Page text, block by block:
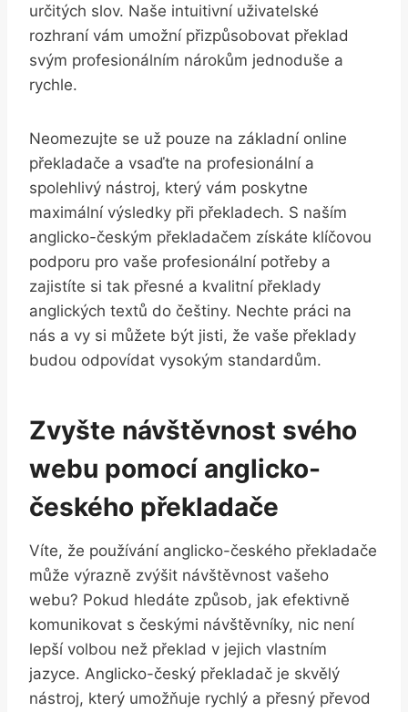
určitých slov. Naše intuitivní uživatelské
rozhraní vám umožní přizpůsobovat překlad
svým profesionálním nárokům jednoduše a
rychle.
Neomezujte se už pouze na základní online
překladače a vsaďte na profesionální a
spolehlivý nástroj, který vám poskytne
maximální výsledky při překladech. S naším
anglicko-českým překladačem získáte klíčovou
podporu pro vaše profesionální potřeby a
zajistíte si tak přesné a kvalitní překlady
anglických textů do češtiny. Nechte práci na
nás a vy si můžete být jisti, že vaše překlady
budou odpovídat vysokým standardům.
Zvyšte návštěvnost svého
webu pomocí anglicko-
českého překladače
Víte, že používání anglicko-českého překladače
může výrazně zvýšit návštěvnost vašeho
webu? Pokud hledáte způsob, jak efektivně
komunikovat s českými návštěvníky, nic není
lepší volbou než překlad v jejich vlastním
jazyce. Anglicko-český překladač je skvělý
nástroj, který umožňuje rychlý a přesný převod